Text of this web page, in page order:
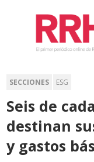
SECCIONES ESG
Seis de
destinan
y gastos